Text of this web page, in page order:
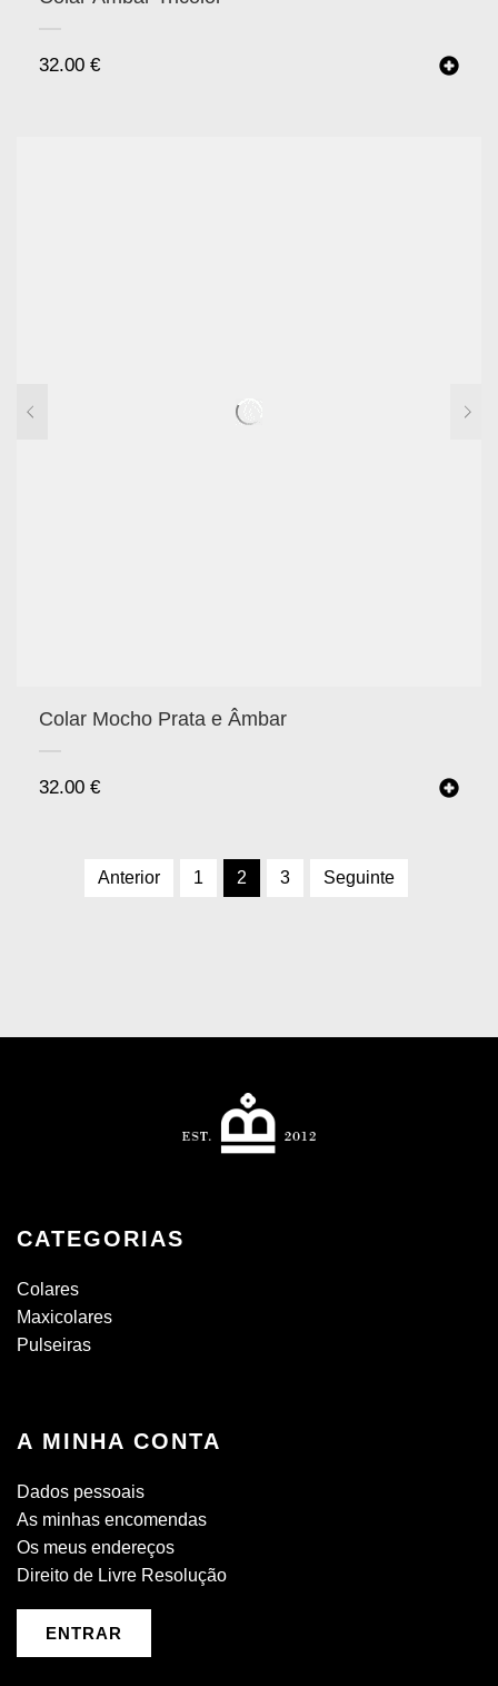
32.00 €
Colar Mocho Prata e Âmbar
32.00 €
Anterior 1 2 3 Seguinte
CATEGORIAS
Colares
Maxicolares
Pulseiras
A MINHA CONTA
Dados pessoais
As minhas encomendas
Os meus endereços
Direito de Livre Resolução
ENTRAR